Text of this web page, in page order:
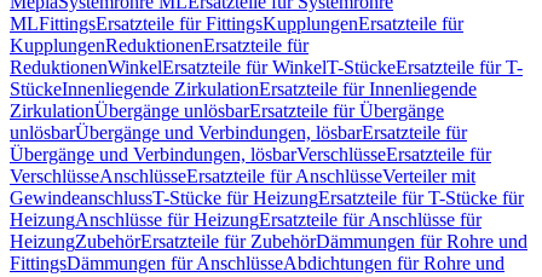
MLFittingsErsatzteile für FittingsKupplungenErsatzteile für
KupplungenReduktionenErsatzteile für
ReduktionenWinkelErsatzteile für WinkelT-StückeErsatzteile für T-
StückeInnenliegende ZirkulationErsatzteile für Innenliegende
ZirkulationÜbergänge unlösbarErsatzteile für Übergänge
unlösbarÜbergänge und Verbindungen, lösbarErsatzteile für
Übergänge und Verbindungen, lösbarVerschlüsseErsatzteile für
VerschlüsseAnschlüsseErsatzteile für AnschlüsseVerteiler mit
GewindeanschlussT-Stücke für HeizungErsatzteile für T-Stücke für
HeizungAnschlüsse für HeizungErsatzteile für Anschlüsse für
HeizungZubehörErsatzteile für ZubehörDämmungen für Rohre und
FittingsDämmungen für AnschlüsseAbdichtungen für Rohre und